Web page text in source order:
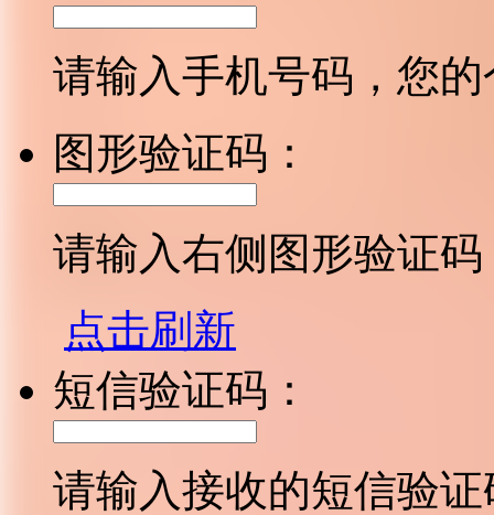
请输入手机号码，您
图形验证码：
请输入右侧图形验证码
点击刷新
短信验证码：
请输入接收的短信验证